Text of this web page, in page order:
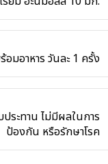
มอาหาร วันละ 1 ครั้ง
ระทาน ไม่มีผลในการ
ป้องกัน หรือรักษาโรค